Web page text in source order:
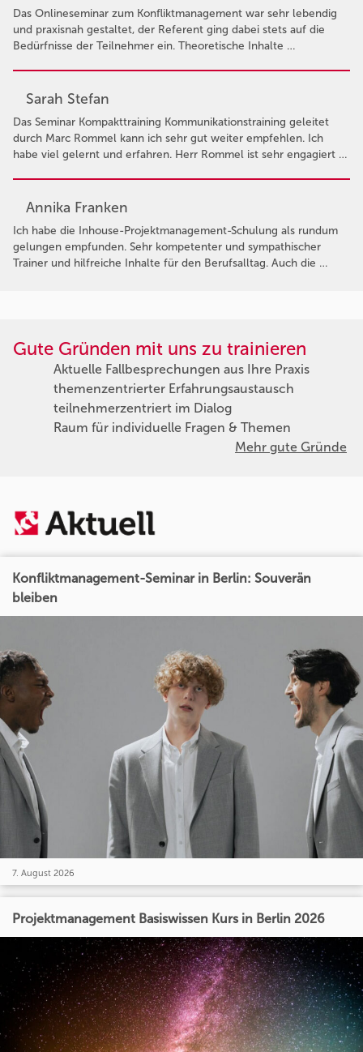
Das Onlineseminar zum Konfliktmanagement war sehr lebendig
und praxisnah gestaltet, der Referent ging dabei stets auf die
Bedürfnisse der Teilnehmer ein. Theoretische Inhalte …
Sarah Stefan
Das Seminar Kompakttraining Kommunikationstraining geleitet
durch Marc Rommel kann ich sehr gut weiter empfehlen. Ich
habe viel gelernt und erfahren. Herr Rommel ist sehr engagiert …
Annika Franken
Ich habe die Inhouse-Projektmanagement-Schulung als rundum
gelungen empfunden. Sehr kompetenter und sympathischer
Trainer und hilfreiche Inhalte für den Berufsalltag. Auch die …
Gute Gründen mit uns zu trainieren
Aktuelle Fallbesprechungen aus Ihre Praxis
themenzentrierter Erfahrungsaustausch
teilnehmerzentriert im Dialog
Raum für individuelle Fragen & Themen
Mehr gute Gründe
Konfliktmanagement-Seminar in Berlin: Souverän
bleiben
7. August 2026
Projektmanagement Basiswissen Kurs in Berlin 2026